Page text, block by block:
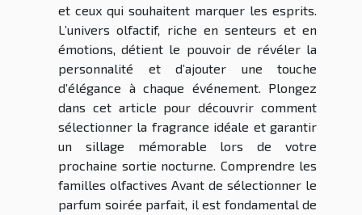
et ceux qui souhaitent marquer les esprits.
L’univers olfactif, riche en senteurs et en
émotions, détient le pouvoir de révéler la
personnalité et d’ajouter une touche
d’élégance à chaque événement. Plongez
dans cet article pour découvrir comment
sélectionner la fragrance idéale et garantir
un sillage mémorable lors de votre
prochaine sortie nocturne. Comprendre les
familles olfactives Avant de sélectionner le
parfum soirée parfait, il est fondamental de